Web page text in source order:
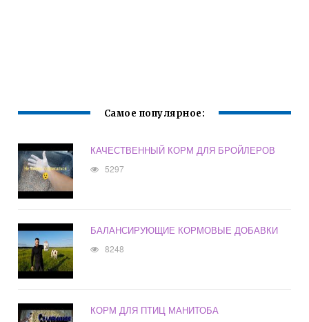
Самое популярное:
КАЧЕСТВЕННЫЙ КОРМ ДЛЯ БРОЙЛЕРОВ
5297
БАЛАНСИРУЮЩИЕ КОРМОВЫЕ ДОБАВКИ
8248
КОРМ ДЛЯ ПТИЦ МАНИТОБА